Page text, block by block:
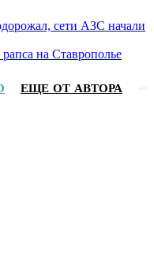
сети АЗС начали
на Ставрополье
ЕЩЕ ОТ АВТОРА